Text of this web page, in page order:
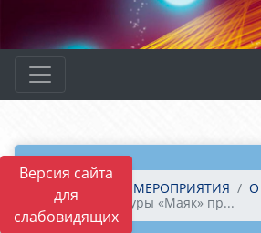
Версия сайта
для
слабовидящих
Главная МЕРОПРИЯТИЯ
О
Дом культуры «Маяк» пр...